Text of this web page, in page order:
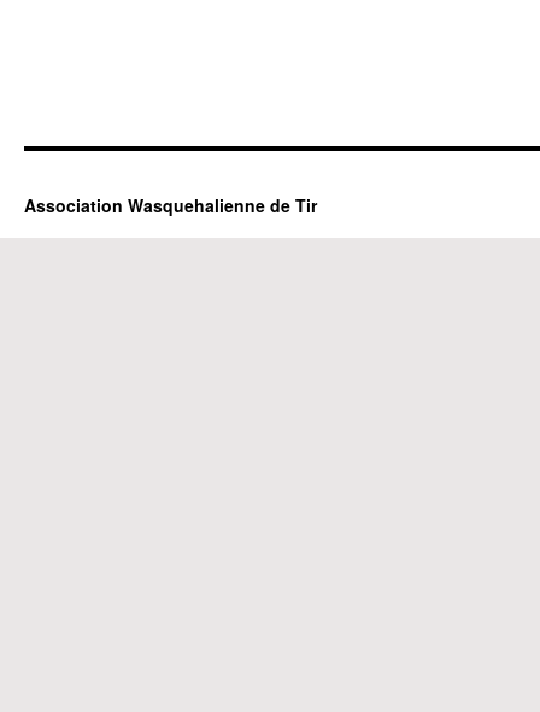
Association Wasquehalienne de Tir